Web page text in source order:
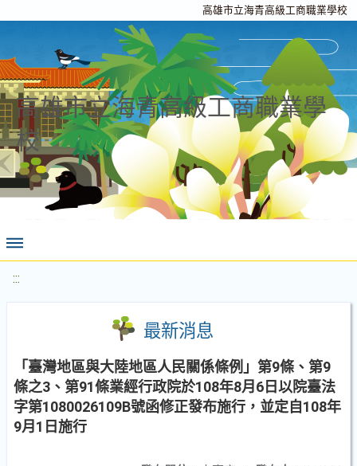
高雄市立海青高級工商職業學校
高雄市立海青高級工商職業學
校
:::
最新消息
「臺灣地區與大陸地區人民關係條例」第9條、第9
條之3、第91條業經行政院於108年8月6日以院臺法
字第1080026109B號函修正發布施行，並定自108年
9月1日施行